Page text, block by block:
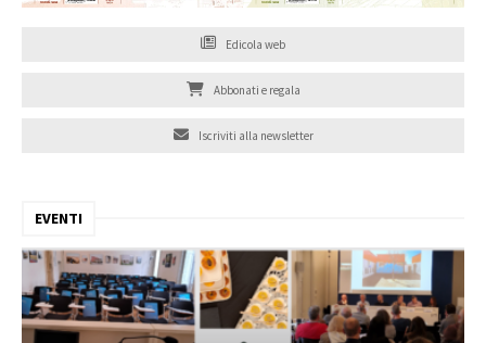
Edicola web
Abbonati e regala
Iscriviti alla newsletter
EVENTI